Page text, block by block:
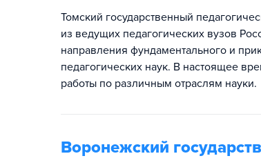
Томский государственный
из ведущих педагогических вузов
направления фундаментального и
педагогических наук. В настоящее
работы по различным отраслям науки.
Воронежский